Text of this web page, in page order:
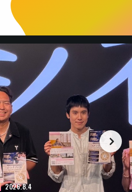
2026.8.4